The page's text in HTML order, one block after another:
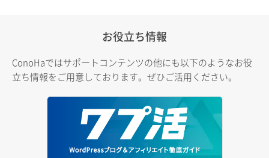
お役立ち情報
ConoHaではサポートコンテンツの他にも以下のようなお役
立ち情報をご用意しております。ぜひご活用ください。